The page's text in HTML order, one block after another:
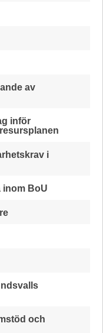
av
inför
i
inom BoU
och